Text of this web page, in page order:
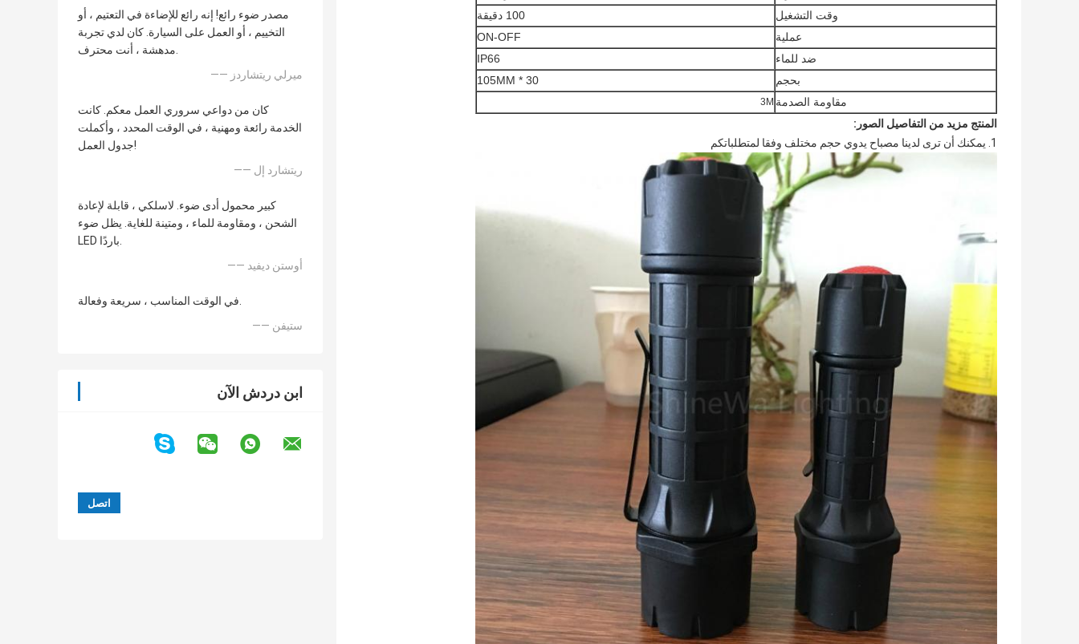
مصدر ضوء رائع! إنه رائع للإضاءة في التعتيم ، أو
التخييم ، أو العمل على السيارة. كان لدي تجربة
مدهشة ، أنت محترف.
—— ميرلي ريتشاردز
كان من دواعي سروري العمل معكم. كانت
الخدمة رائعة ومهنية ، في الوقت المحدد ، وأكملت
جدول العمل!
—— ريتشارد إل
كبير محمول أدى ضوء. لاسلكي ، قابلة لإعادة
الشحن ، ومقاومة للماء ، ومتينة للغاية. يظل ضوء
LED باردًا.
—— أوستن ديفيد
في الوقت المناسب ، سريعة وفعالة.
—— ستيفن
ابن دردش الآن
وقت التشغيل
100 دقيقة
عملية
ON-OFF
ضد للماء
IP66
بحجم
30 * 105MM
مقاومة الصدمة 3M
المنتج مزيد من التفاصيل الصور:
1. يمكنك أن ترى لدينا مصباح يدوي حجم مختلف وفقا لمتطلباتكم